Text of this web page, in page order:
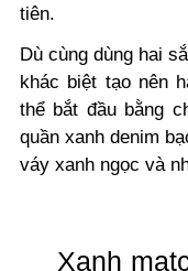
tiên.
Dù cùng dùng hai
khác biệt tạo nên
thể bắt đầu bằng
quần xanh denim
váy xanh ngọc và
Xanh